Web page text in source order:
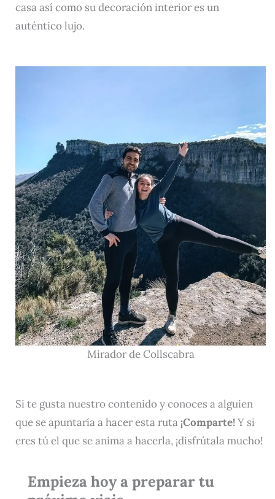
casa así como su decoración interior es un
auténtico lujo.
Mirador de Collscabra
Si te gusta nuestro contenido y conoces a alguien
que se apuntaría a hacer esta ruta ¡Comparte!Y si
eres tú el que se anima a hacerla, ¡disfrútala mucho!
Empieza hoy a preparar tu